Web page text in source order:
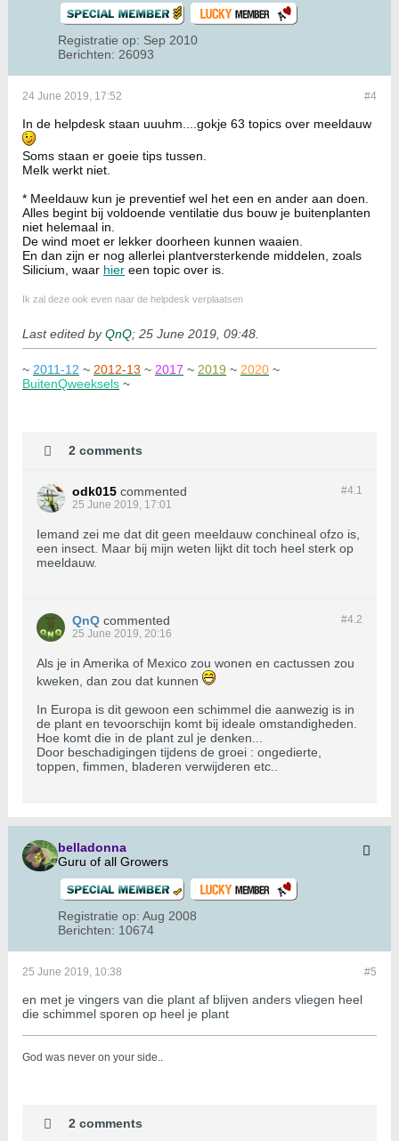
Registratie op: Sep 2010
Berichten: 26093
#4
24 June 2019, 17:52
In de helpdesk staan uuuhm....gokje 63 topics over meeldauw
Soms staan er goeie tips tussen.
Melk werkt niet.
* Meeldauw kun je preventief wel het een en ander aan doen.
Alles begint bij voldoende ventilatie dus bouw je buitenplanten
niet helemaal in.
De wind moet er lekker doorheen kunnen waaien.
En dan zijn er nog allerlei plantversterkende middelen, zoals
Silicium, waar hier een topic over is.
Ik zal deze ook even naar de helpdesk verplaatsen
Last edited byQnQ; 25 June 2019, 09:48
~ 2011-12 ~ 2012-13 ~ 2017 ~ 2019 ~ 2020 ~
BuitenQweeksels ~
2 comments
#4.1
odk015 commented
25 June 2019, 17:01
Iemand zei me dat dit geen meeldauw conchineal ofzo is,
een insect. Maar bij mijn weten lijkt dit toch heel sterk op
meeldauw.
#4.2
QnQ commented
25 June 2019, 20:16
Als je in Amerika of Mexico zou wonen en cactussen zou
kweken, dan zou dat kunnen
In Europa is dit gewoon een schimmel die aanwezig is in
de plant en tevoorschijn komt bij ideale omstandigheden.
Hoe komt die in de plant zul je denken...
Door beschadigingen tijdens de groei : ongedierte,
toppen, fimmen, bladeren verwijderen etc..
belladonna
Guru of all Growers
Registratie op: Aug 2008
Berichten: 10674
#5
25 June 2019, 10:38
en met je vingers van die plant af blijven anders vliegen heel
die schimmel sporen op heel je plant
God was never on your side..
2 comments